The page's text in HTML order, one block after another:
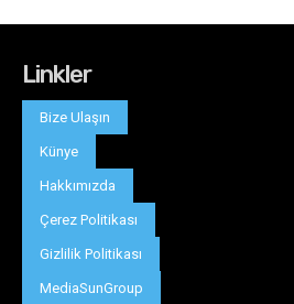
Linkler
Bize Ulaşın
Künye
Hakkımızda
Çerez Politikası
Gizlilik Politikası
MediaSunGroup